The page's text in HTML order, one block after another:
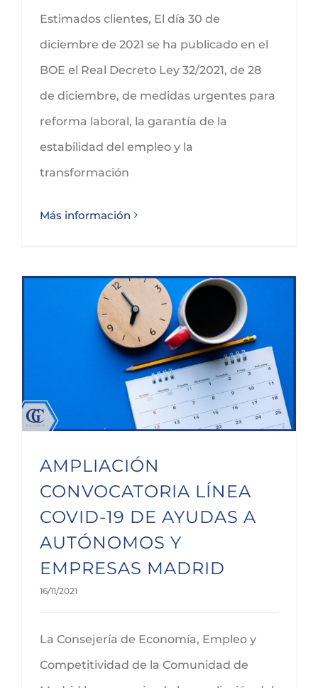
Estimados clientes, El día 30 de
diciembre de 2021 se ha publicado en el
BOE el Real Decreto Ley 32/2021, de 28
de diciembre, de medidas urgentes para
reforma laboral, la garantía de la
estabilidad del empleo y la
transformación
Más información
AMPLIACIÓN
CONVOCATORIA LÍNEA
COVID-19 DE AYUDAS A
AUTÓNOMOS Y
EMPRESAS MADRID
16/11/2021
La Consejería de Economía, Empleo y
Competitividad de la Comunidad de